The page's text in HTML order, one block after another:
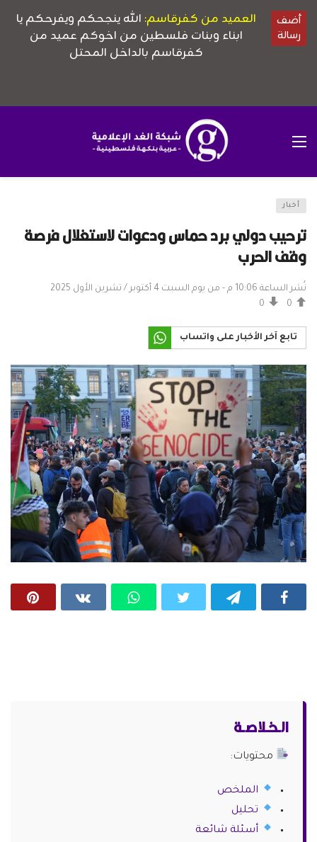
أخبار
ترحيب دولي برد حماس ودعوات لاستغلال فرصة
وقف الحرب
نُشر الساعة 10:06 م - من يوم السبت 4 أكتوبر / تشرين الأول 2025
0
0
تابع آخر الأخبار على واتساب
الـخـلاصـة
محتويات:
الملخص
تحليل
أسئلة شائعة